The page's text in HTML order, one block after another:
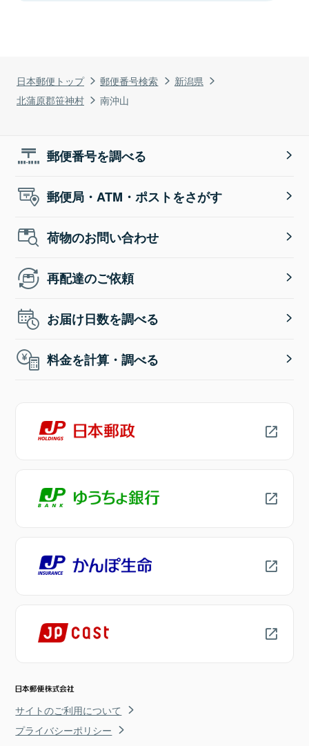
日本郵便トップ 郵便番号検索
新潟県
北蒲原郡笹神村
南沖山
郵便番号を調べる
郵便局・ATM・ポストをさがす
荷物のお問い合わせ
再配達のご依頼
お届け日数を調べる
料金を計算・調べる
サイトのご利用について
プライバシーポリシー